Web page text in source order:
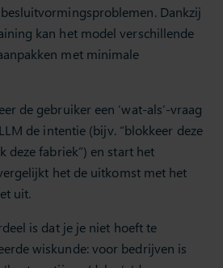
Dankzij
kan het model verschillende
met minimale
de gebruiker een ‘wat-als’-vraag
de intentie (bijv. “blokkeer deze
deze fabriek”) en start het
het de uitkomst met het
uit.
is dat je je niet hoeft te
wiskunde: voor bedrijven is